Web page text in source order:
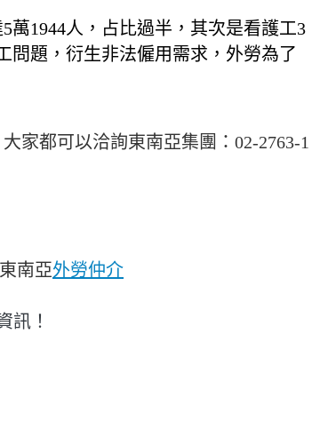
萬1944人，占比過半，其次是看護工3
問題，衍生非法僱用需求，外勞為了
家都可以洽詢東南亞集團：02-2763-1
南亞外勞仲介
訊！